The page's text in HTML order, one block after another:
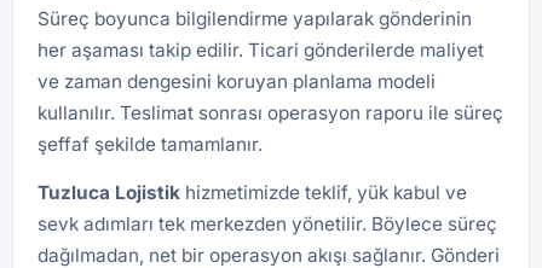
Süreç boyunca bilgilendirme yapılarak gönderinin
her aşaması takip edilir. Ticari gönderilerde maliyet
ve zaman dengesini koruyan planlama modeli
kullanılır. Teslimat sonrası operasyon raporu ile süreç
şeffaf şekilde tamamlanır.
Tuzluca Lojistik hizmetimizde teklif, yük kabul ve
sevk adımları tek merkezden yönetilir. Böylece süreç
dağılmadan, net bir operasyon akışı sağlanır. Gönderi